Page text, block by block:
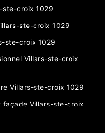
ste-croix 1029
ste-croix 1029
ste-croix 1029
Villars-ste-croix
Villars-ste-croix 1029
Villars-ste-croix